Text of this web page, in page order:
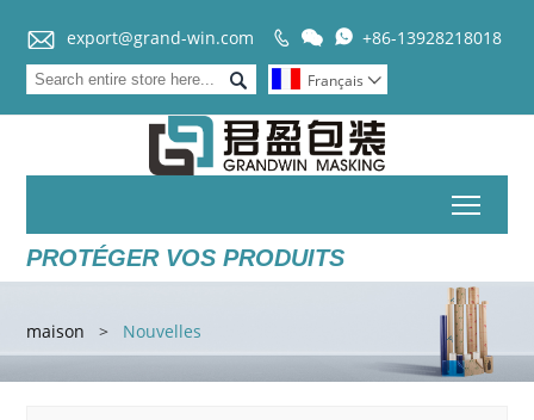
 export@grand-win.com    +86-13928218018
 Français 
PROTÉGER VOS PRODUITS
maison > Nouvelles